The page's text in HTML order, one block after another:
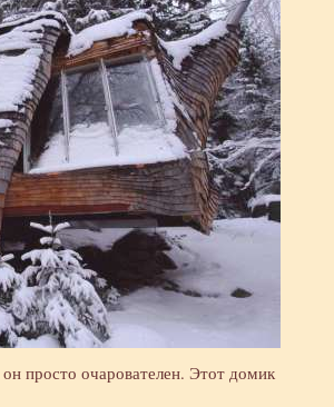
просто очарователен. Этот домик